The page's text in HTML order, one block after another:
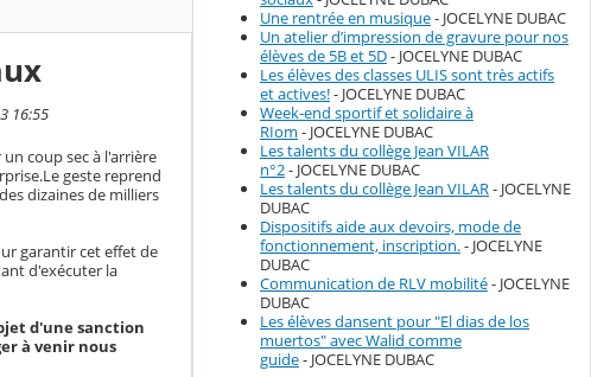
16:55
coup sec à l'arrière
geste reprend
dizaines de milliers
garantir cet effet de
d'exécuter la
d'une sanction
à venir nous
Une rentrée en musique- JOCELYNE DUBAC
Un atelier d’impression de gravure pour nos
élèves de 5B et 5D- JOCELYNE DUBAC
Les élèves des classes ULIS sont très actifs
et actives!- JOCELYNE DUBAC
Week-end sportif et solidaire à
RIom - JOCELYNE DUBAC
Les talents du collège Jean VILAR
n°2- JOCELYNE DUBAC
Les talents du collège Jean VILAR- JOCELYNE
DUBAC
Dispositifs aide aux devoirs, mode de
fonctionnement, inscription.- JOCELYNE
DUBAC
Communication de RLV mobilité- JOCELYNE
DUBAC
Les élèves dansent pour "El dias de los
muertos" avec Walid comme
guide- JOCELYNE DUBAC